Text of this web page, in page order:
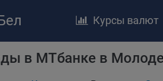
Курсы валют
в МТбанке в